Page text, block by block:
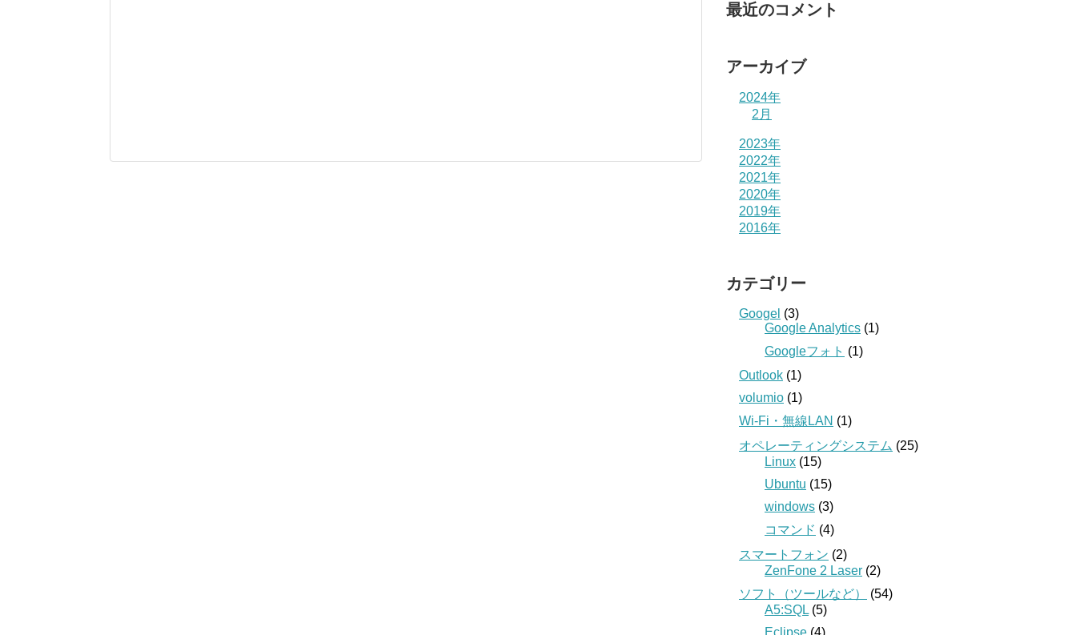
最近のコメント
アーカイブ
2024年
2月
2023年
2022年
2021年
2020年
2019年
2016年
カテゴリー
Googel (3)
Google Analytics (1)
Googleフォト (1)
Outlook (1)
volumio (1)
Wi-Fi・無線LAN (1)
オペレーティングシステム (25)
Linux (15)
Ubuntu (15)
windows (3)
コマンド (4)
スマートフォン (2)
ZenFone 2 Laser (2)
ソフト（ツールなど）
(54)
A5:SQL (5)